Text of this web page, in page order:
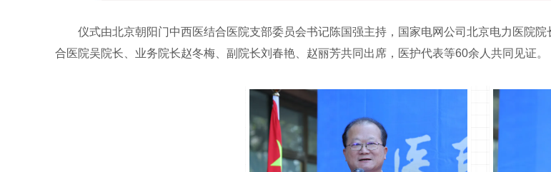
仪式由北京朝阳门中西医结合医院支部委员会书记陈国强主持，国家电网公司北京电力医院
合医院吴院长、业务院长赵冬梅、副院长刘春艳、赵丽芳共同出席，医护代表等60余人共同见证。